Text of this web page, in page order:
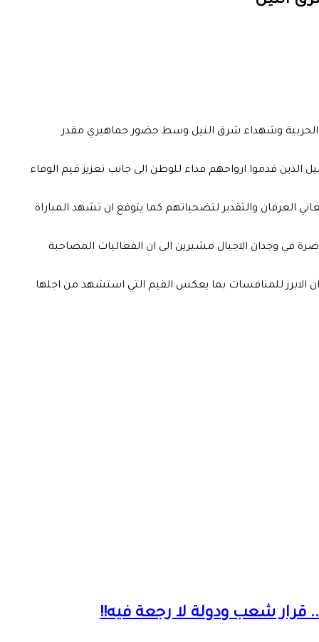
يلتقي اليوم فريقا الاتفاق والمباحث الفرعية في مواجهة مرتقبة ضمن فعاليات دورة شهداء الدفعة 46 بالكلية الحربية وشهداء شرق النيل وسط حضور جماهيري مقدر
الرياضية والاجتماعية بالمنطقة حيث تهدف الى تخليد ذكرى ابطال الدفعة 46 وشهداء شرق النيل الذين قدموا ارواحهم فداء للوطن الى جانب تعزيز قيم الوفاء
والتقدير لتضحياتهم كما يتوقع ان تشهد المباراة
في وجدان الاجيال مشيرين الى ان الفعاليات المصاحبة
الابرز للمنافسات بما يعكس القيم التي استشهد من اجلها
قرار شعب ودولة لا رجعة فيه!!